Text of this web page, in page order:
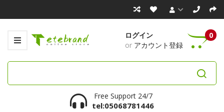
ログイン
or アカウント登録
0
Free Support 24/7
tel:05068781446